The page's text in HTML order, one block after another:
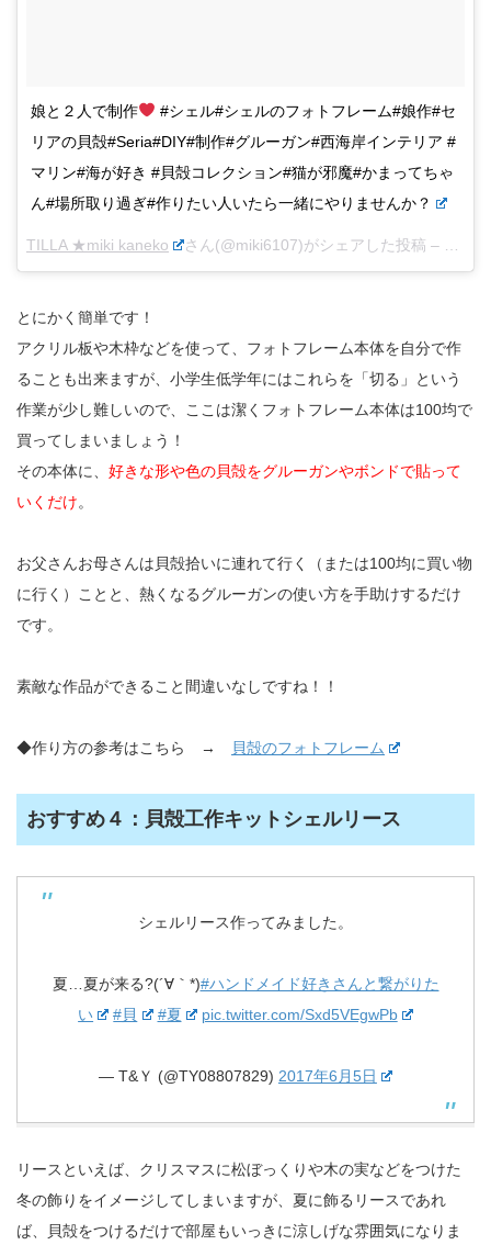
娘と２人で制作
#シェル#シェルのフォトフレーム#娘作#セ
リアの貝殻#Seria#DIY#制作#グルーガン#西海岸インテリア #
マリン#海が好き #貝殻コレクション#猫が邪魔#かまってちゃ
ん#場所取り過ぎ#作りたい人いたら一緒にやりませんか？
TILLA ★miki kaneko さん(@miki6107)がシェアした投稿 –
とにかく簡単です！
アクリル板や木枠などを使って、フォトフレーム本体を自分で作
ることも出来ますが、小学生低学年にはこれらを「切る」という
作業が少し難しいので、ここは潔くフォトフレーム本体は100均で
買ってしまいましょう！
その本体に、 好きな形や色の貝殻をグルーガンやボンドで貼って
いくだけ。
お父さんお母さんは貝殻拾いに連れて行く（または100均に買い物
に行く）ことと、熱くなるグルーガンの使い方を手助けするだけ
です。
素敵な作品ができること間違いなしですね！！
◆作り方の参考はこちら → 貝殻のフォトフレーム
おすすめ４：貝殻工作キットシェルリース
シェルリース作ってみました。
夏…夏が来る?(´∀｀*)#ハンドメイド好きさんと繋がりた
い
#貝 #夏 pic.twitter.com/Sxd5VEgwPb
— T&Ｙ (@TY08807829) 2017年6月5日
リースといえば、クリスマスに松ぼっくりや木の実などをつけた
冬の飾りをイメージしてしまいますが、夏に飾るリースであれ
ば、貝殻をつけるだけで部屋もいっきに涼しげな雰囲気になりま